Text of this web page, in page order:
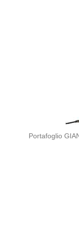
Portafoglio